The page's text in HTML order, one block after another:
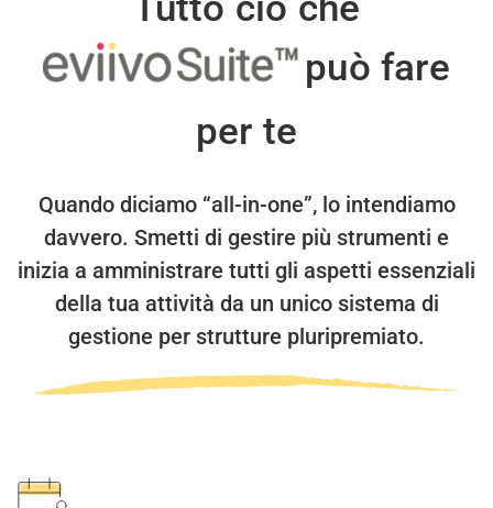
può fare
per te
Quando diciamo “all-in-one”, lo intendiamo
davvero. Smetti di gestire più strumenti e
inizia a amministrare tutti gli aspetti essenziali
della tua attività da un unico sistema di
gestione per strutture pluripremiato.